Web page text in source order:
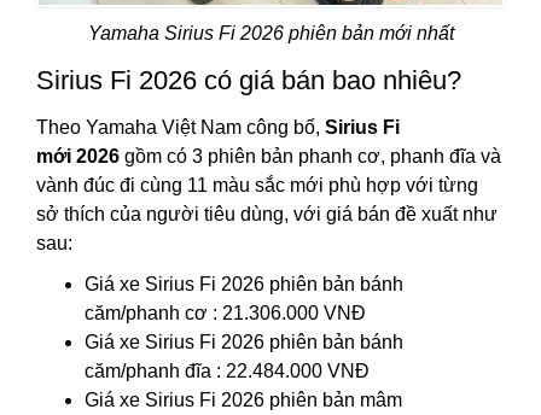
Yamaha Sirius Fi 2026 phiên bản mới nhất
Sirius Fi 2026 có giá bán bao nhiêu?
Theo Yamaha Việt Nam công bố, Sirius Fi
mới 2026 gồm có 3 phiên bản phanh cơ, phanh đĩa và
vành đúc đi cùng 11 màu sắc mới phù hợp với từng
sở thích của người tiêu dùng, với giá bán đề xuất như
sau:
Giá xe Sirius Fi 2026 phiên bản bánh
căm/phanh cơ : 21.306.000 VNĐ
Giá xe Sirius Fi 2026 phiên bản bánh
căm/phanh đĩa : 22.484.000 VNĐ
Giá xe Sirius Fi 2026 phiên bản mâm